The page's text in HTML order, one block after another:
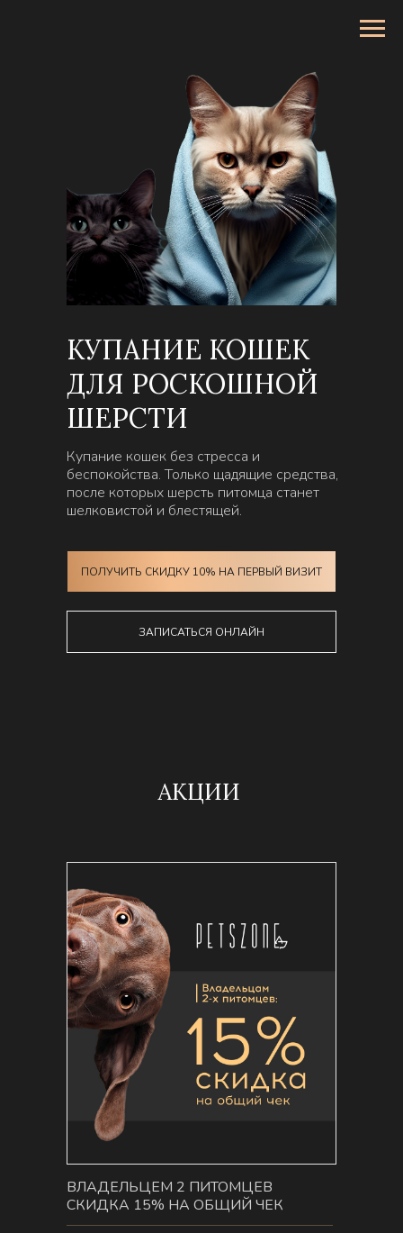
КУПАНИЕ КОШЕК
ДЛЯ РОСКОШНОЙ
ШЕРСТИ
Купание кошек без стресса и
беспокойства. Только щадящие средства,
после которых шерсть питомца станет
шелковистой и блестящей.
ПОЛУЧИТЬ СКИДКУ 10% НА ПЕРВЫЙ ВИЗИТ
ЗАПИСАТЬСЯ ОНЛАЙН
АКЦИИ
ВЛАДЕЛЬЦЕМ 2 ПИТОМЦЕВ
СКИДКА 15% НА ОБЩИЙ ЧЕК